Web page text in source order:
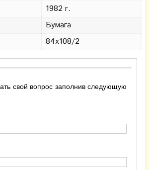
1982 г.
Бумага
84х108/2
свой вопрос заполнив следующую